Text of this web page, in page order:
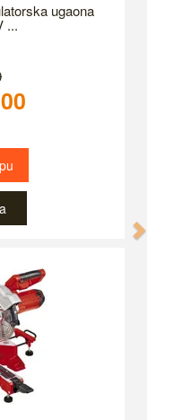
ugaona
...